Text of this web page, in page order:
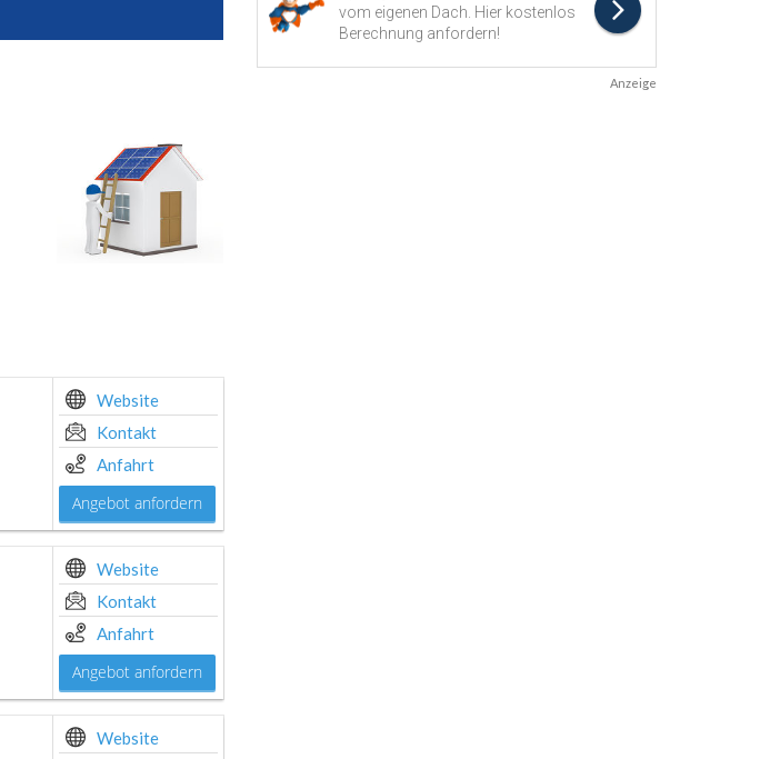
Website
Kontakt
Anfahrt
Angebot anfordern
Website
Kontakt
Anfahrt
Angebot anfordern
Website
Anzeige